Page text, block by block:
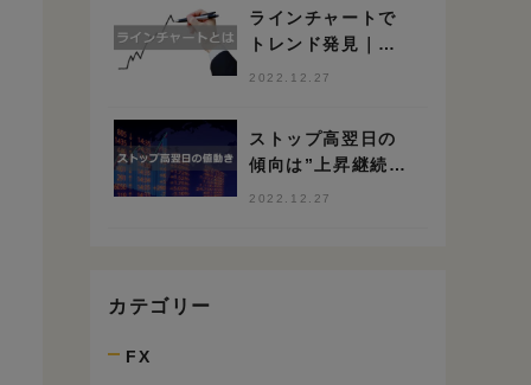
ラインチャートで
トレンド発見｜正
しい見方を抑えて
2022.12.27
ストップ高翌日の
傾向は”上昇継続”
100銘柄のS高で検
2022.12.27
カテゴリー
FX